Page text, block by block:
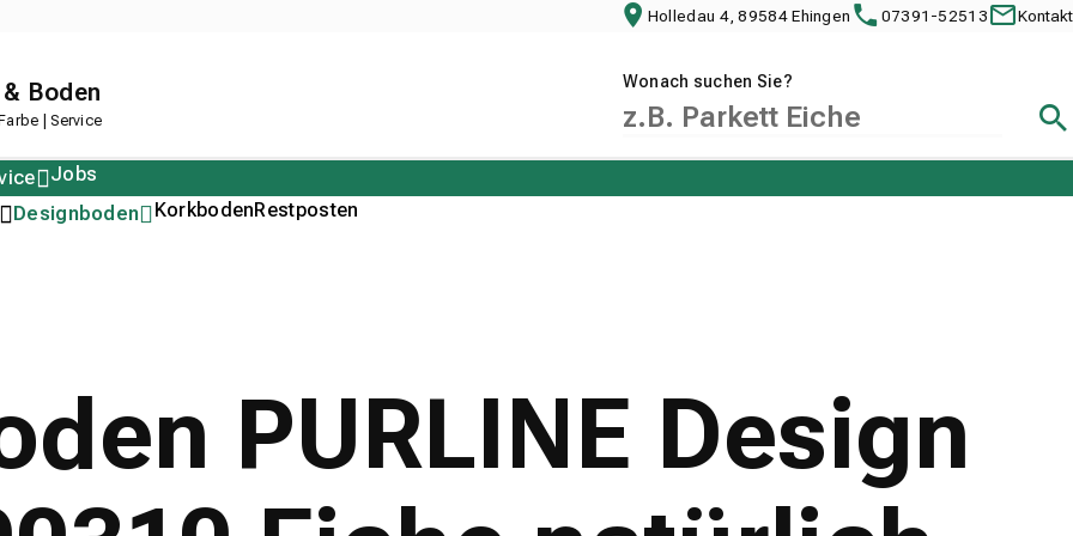
Holledau 4, 89584 Ehingen 07391-52513 Kontakt
Boden
| Service
Wonach suchen Sie?
Designboden KorkbodenRestposten
Jobs
PURLINE Design